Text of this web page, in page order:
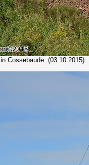
in Cossebaude. (03.10.2015)